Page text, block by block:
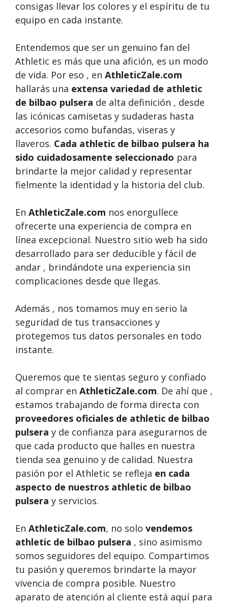
consigas llevar los colores y el espíritu de tu
equipo en cada instante.
Entendemos que ser un genuino fan del
Athletic es más que una afición, es un modo
de vida. Por eso , en AthleticZale.com
hallarás una extensa variedad de athletic
de bilbao pulsera de alta definición , desde
las icónicas camisetas y sudaderas hasta
accesorios como bufandas, viseras y
llaveros. Cada athletic de bilbao pulsera ha
sido cuidadosamente seleccionado para
brindarte la mejor calidad y representar
fielmente la identidad y la historia del club.
En AthleticZale.com nos enorgullece
ofrecerte una experiencia de compra en
línea excepcional. Nuestro sitio web ha sido
desarrollado para ser deducible y fácil de
andar , brindándote una experiencia sin
complicaciones desde que llegas.
Además , nos tomamos muy en serio la
seguridad de tus transacciones y
protegemos tus datos personales en todo
instante.
Queremos que te sientas seguro y confiado
al comprar en AthleticZale.com. De ahí que ,
estamos trabajando de forma directa con
proveedores oficiales de athletic de bilbao
pulsera y de confianza para asegurarnos de
que cada producto que halles en nuestra
tienda sea genuino y de calidad. Nuestra
pasión por el Athletic se refleja en cada
aspecto de nuestros athletic de bilbao
pulsera y servicios.
En AthleticZale.com, no solo vendemos
athletic de bilbao pulsera , sino asimismo
somos seguidores del equipo. Compartimos
tu pasión y queremos brindarte la mayor
vivencia de compra posible. Nuestro
aparato de atención al cliente está aquí para